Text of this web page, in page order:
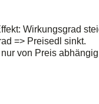
Wirkungsgrad
=> Preisedl sinkt.
von Preis